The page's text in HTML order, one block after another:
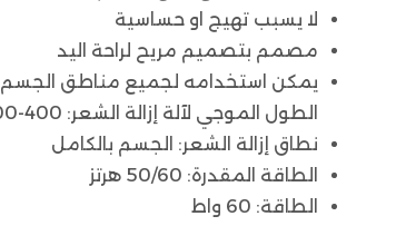
لا يسبب تهيج او حساسية
مصمم بتصميم مريح لراحة اليد
يمكن استخدامه لجميع مناطق الجسم
الطول الموجي لآلة إزالة الشعر: 400-1200
نطاق إزالة الشعر: الجسم بالكامل
الطاقة المقدرة: 50/60 هرتز
الطاقة: 60 واط